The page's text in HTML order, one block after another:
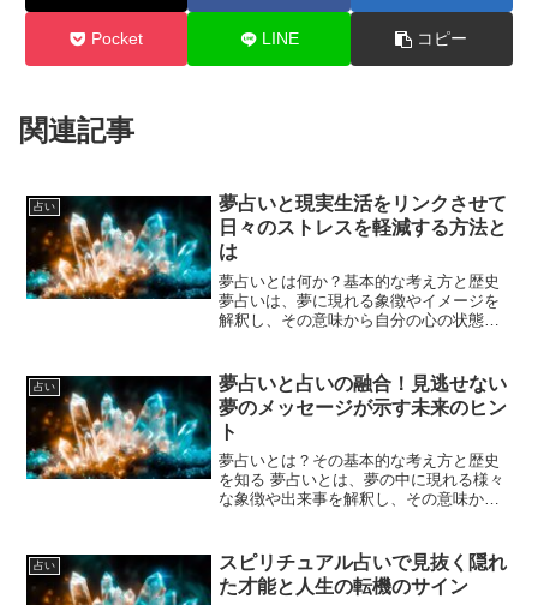
Pocket LINE コピー
関連記事
占い
夢占いと現実生活をリンクさせて
日々のストレスを軽減する方法と
は
夢占いとは何か？基本的な考え方と歴史
夢占いは、夢に現れる象徴やイメージを
解釈し、その意味から自分の心の状態や
間の無意識と深く結びついていると考え
られています。夢は単なる...
占い
夢占いと占いの融合！見逃せない
夢のメッセージが示す未来のヒン
ト
夢占いとは？その基本的な考え方と歴史
を知る 夢占いとは、夢の中に現れる様々
な象徴や出来事を解釈し、その意味から
の文化で夢は重要な意味を持ち、精神や
運命に関する神秘的なサ...
占い
スピリチュアル占いで見抜く隠れ
た才能と人生の転機のサイン